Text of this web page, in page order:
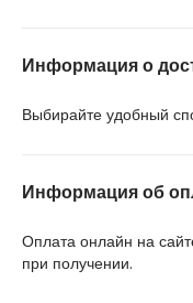
Информация о
Выбирайте удобный
Информация об
Оплата онлайн на
при получении.